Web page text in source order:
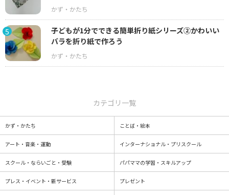
5
子どもが1分でできる簡単折り紙シリーズ②かわいい
バラを折り紙で作ろう
カテゴリ一覧
かず・かたち ことば・絵本
アート・音楽・運動 インターナショナル・プリスクール
スクール・ならいごと・受験 パパママの学習・スキルアップ
プレス・イベント・新サービス プレゼント